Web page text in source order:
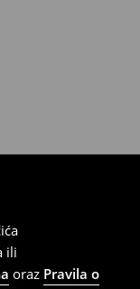
ili
oraz Pravila o